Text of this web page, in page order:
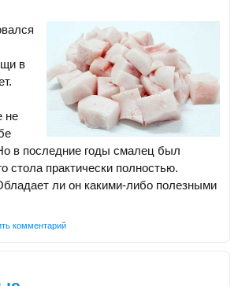
в
не
в последние годы смалец был
стола практически полностью.
ли он какими-либо полезными
комментарий